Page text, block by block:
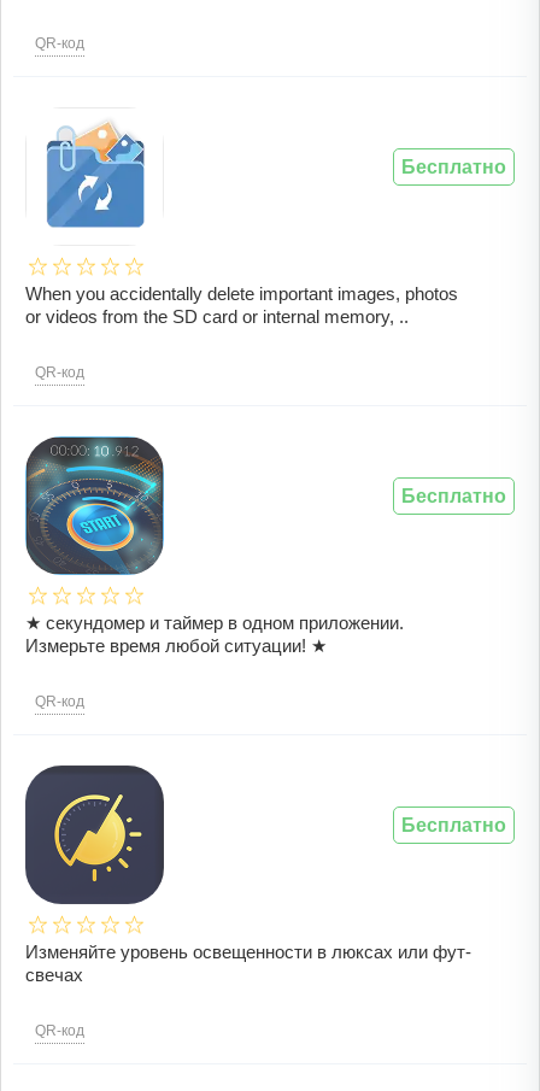
QR-код
When you accidentally delete important images, photos
or videos from the SD card or internal memory, ..
QR-код
Бесплатно
★ секундомер и таймер в одном приложении.
Измерьте время любой ситуации! ★
QR-код
Бесплатно
Изменяйте уровень освещенности в люксах или фут-
свечах
QR-код
Бесплатно